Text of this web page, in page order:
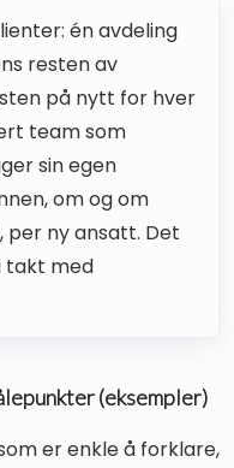
én avdeling
resten av
på nytt for hver
team som
sin egen
om og om
per ny ansatt. Det
takt med
(eksempler)
er enkle å forklare,